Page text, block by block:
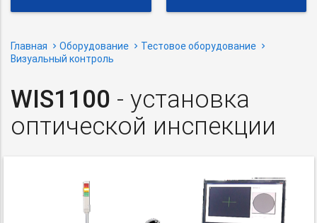
Главная Оборудование
Тестовое оборудование
Визуальный контроль
WIS1100 - установка
оптической инспекции